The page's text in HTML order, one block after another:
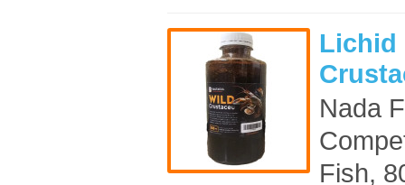
Lichid
Nada
Fish,